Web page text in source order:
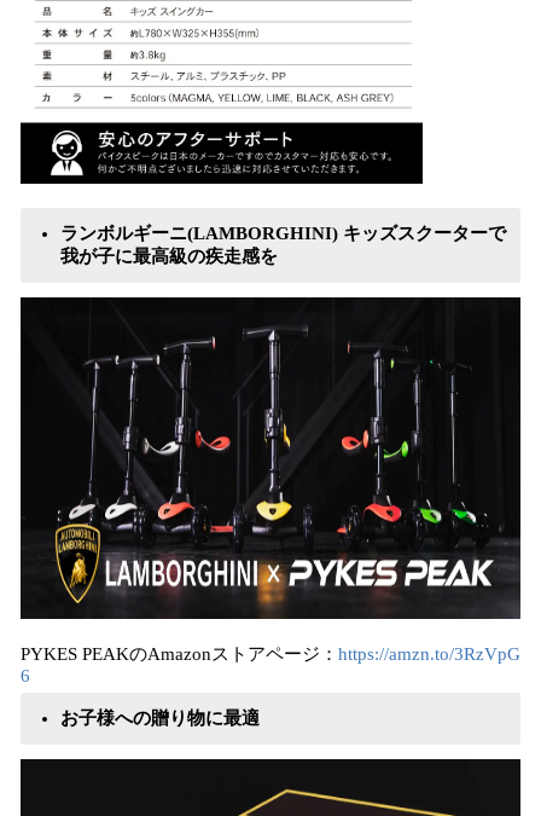
ランボルギーニ(LAMBORGHINI) キッズスクーターで
我が子に最高級の疾走感を
PYKES PEAKのAmazonストアページ： https://amzn.to/3RzVpG
6
お子様への贈り物に最適